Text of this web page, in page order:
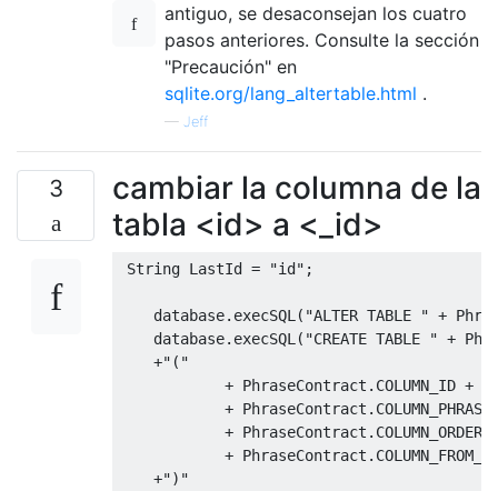
antiguo, se desaconsejan los cuatro
pasos anteriores. Consulte la sección
"Precaución" en
sqlite.org/lang_altertable.html .
— Jeff
3
cambiar la columna de la
tabla <id> a <_id>
String LastId = "id" ;
database. execSQL( "ALTER TABLE " +
database. execSQL( "CREATE TABLE " +
+"("
+ PhraseContract . COLUMN_ID +
+ PhraseContract .
+ PhraseContract .
+ PhraseContract .
+")"